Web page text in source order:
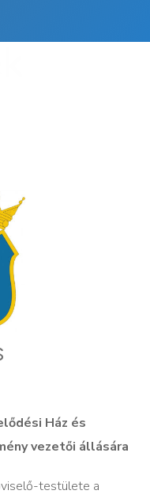
Ház és
vezetői állására
testülete a